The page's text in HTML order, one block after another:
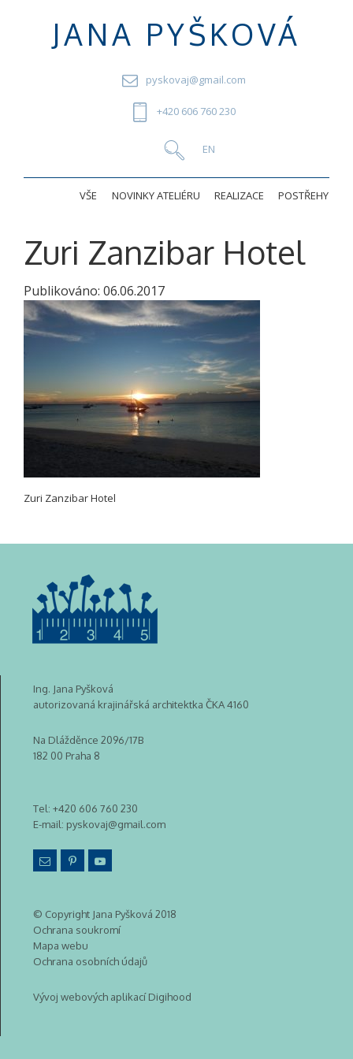
JANA PYŠKOVÁ
pyskovaj@gmail.com
+420 606 760 230
VŠE NOVINKY ATELIÉRU REALIZACE POSTŘEHY
Zuri Zanzibar Hotel
Publikováno: 06.06.2017
Zuri Zanzibar Hotel
Ing. Jana Pyšková
autorizovaná krajinářská architektka ČKA 4160
Na Dlážděnce 2096/17B
182 00 Praha 8
Tel: +420 606 760 230
E-mail: pyskovaj@gmail.com
© Copyright Jana Pyšková 2018
Ochrana soukromí
Mapa webu
Ochrana osobních údajů
Vývoj webových aplikací Digihood